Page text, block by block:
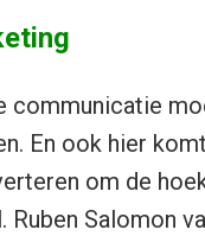
communicatie
En ook hier
om de
Ruben Salomon